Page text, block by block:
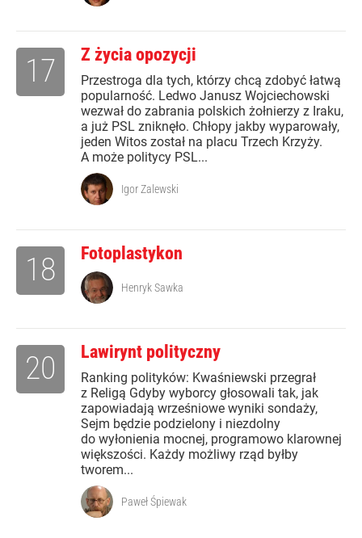
Z życia opozycji
Przestroga dla tych, którzy chcą zdobyć łatwą
popularność. Ledwo Janusz Wojciechowski
wezwał do zabrania polskich żołnierzy z Iraku,
a już PSL zniknęło. Chłopy jakby wyparowały,
jeden Witos został na placu Trzech Krzyży.
A może politycy PSL...
17
Igor Zalewski
Fotoplastykon
18 Henryk Sawka
Lawirynt polityczny
Ranking polityków: Kwaśniewski przegrał
z Religą Gdyby wyborcy głosowali tak, jak
zapowiadają wrześniowe wyniki sondaży,
Sejm będzie podzielony i niezdolny
do wyłonienia mocnej, programowo klarownej
większości. Każdy możliwy rząd byłby
tworem...
20
Paweł Śpiewak